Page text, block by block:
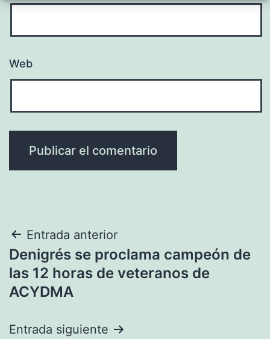
Web
Navegación
de
entradas
Entrada anterior
Denigrés se proclama campeón de
las 12 horas de veteranos de
ACYDMA
Entrada siguiente